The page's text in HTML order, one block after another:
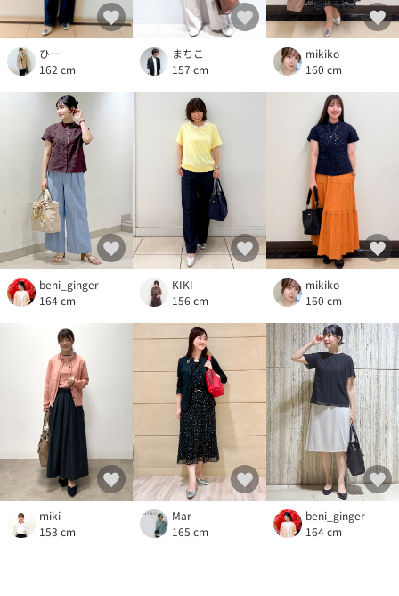
ひー
162 cm
まちこ
157 cm
mikiko
160 cm
beni_ginger
164 cm
KIKI
156 cm
mikiko
160 cm
miki
153 cm
Mar
165 cm
beni_ginger
164 cm